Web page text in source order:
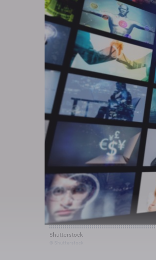
Shutterstock